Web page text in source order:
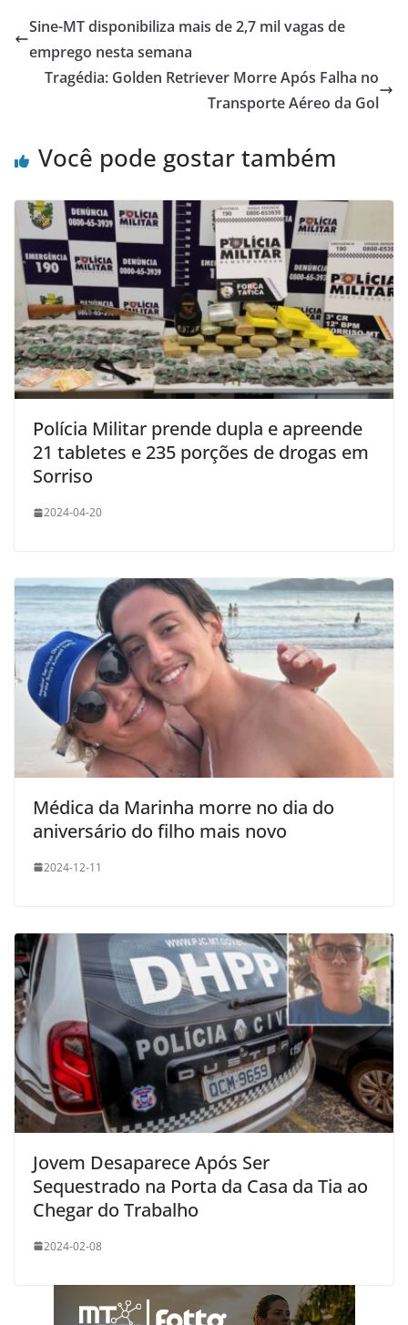
Sine-MT disponibiliza mais de 2,7 mil vagas de
emprego nesta semana
Tragédia: Golden Retriever Morre Após Falha no
Transporte Aéreo da Gol
Você pode gostar também
Polícia Militar prende dupla e apreende
21 tabletes e 235 porções de drogas em
Sorriso
2024-04-20
Médica da Marinha morre no dia do
aniversário do filho mais novo
2024-12-11
Jovem Desaparece Após Ser
Sequestrado na Porta da Casa da Tia ao
Chegar do Trabalho
2024-02-08